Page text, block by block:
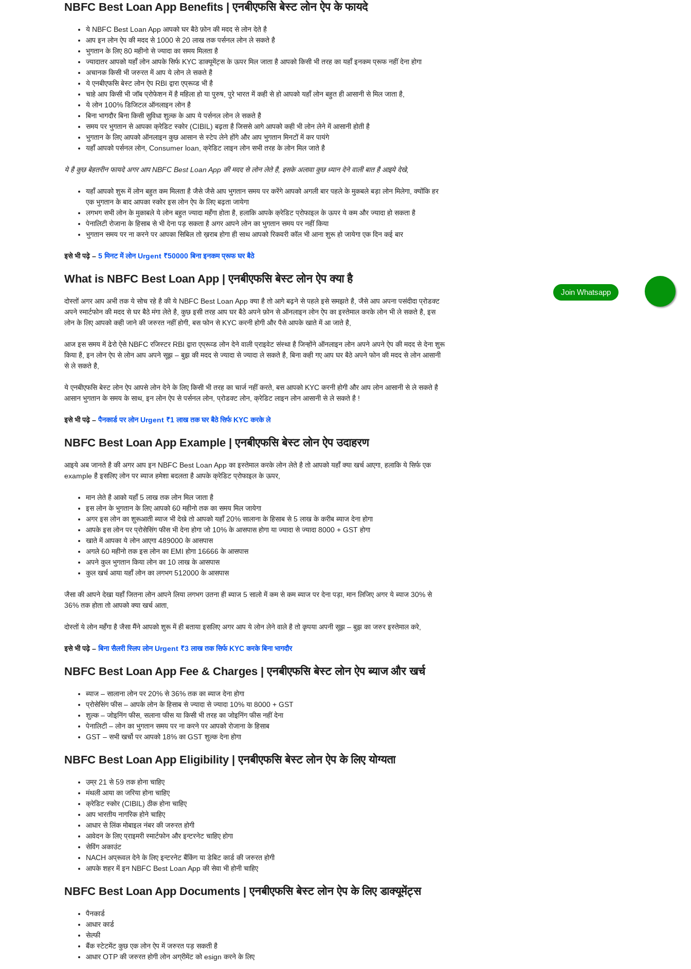
NBFC Best Loan App Benefits | एनबीएफसि बेस्ट लोन ऐप के फायदे
ये NBFC Best Loan App आपको घर बैठे फ़ोन की मदद से लोन देते है
आप इन लोन ऐप की मदद से 1000 से 20 लाख तक पर्सनल लोन ले सकते है
भुगतान के लिए 80 महीनो से ज्यादा का समय मिलता है
ज्यादातर आपको यहाँ लोन आपके सिर्फ KYC डाक्यूमेंट्स के ऊपर मिल जाता है आपको किसी भी तरह का यहाँ इनकम प्रूफ नहीं देना होगा
अचानक किसी भी जरुरत में आप ये लोन ले सकते है
ये एनबीएफसि बेस्ट लोन ऐप RBI द्वारा एप्रूव्ड भी है
चाहे आप किसी भी जॉब प्रोफेशन में है महिला हो या पुरुष, पुरे भारत में कही से हो आपको यहाँ लोन बहुत ही आसानी से मिल जाता है,
ये लोन 100% डिजिटल ऑनलाइन लोन है
बिना भागदौर बिना किसी सुविधा शुल्क के आप ये पर्सनल लोन ले सकते है
समय पर भुगतान से आपका क्रेडिट स्कोर (CIBIL) बढ़ता है जिससे आगे आपको कही भी लोन लेने में आसानी होती है
भुगतान के लिए आपको ऑनलाइन कुछ आसान से स्टेप लेने होंगे और आप भुगतान मिनटों में कर पायंगे
यहाँ आपको पर्सनल लोन, Consumer loan, क्रेडिट लाइन लोन सभी तरह के लोन मिल जाते है
ये है कुछ बेहतरीन फायदे अगर आप NBFC Best Loan App की मदद से लोन लेते है, इसके अलावा कुछ ध्यान देने वाली बात है आइये देखे,
यहाँ आपको शुरू में लोन बहुत कम मिलता है जैसे जैसे आप भुगतान समय पर करेंगे आपको अगली बार पहले के मुकबले बड़ा लोन मिलेगा, क्योंकि हर
एक भुगतान के बाद आपका स्कोर इस लोन ऐप के लिए बढ़ता जायेगा
लगभग सभी लोन के मुकाबले ये लोन बहुत ज्यादा महँगा होता है, हलाकि आपके क्रेडिट प्रोफाइल के ऊपर ये कम और ज्यादा हो सकता है
पेनालिटी रोजाना के हिसाब से भी देना पड़ सकता है अगर आपने लोन का भुगतान समय पर नहीं किया
भुगतान समय पर ना करने पर आपका सिबिल तो ख़राब होगा ही साथ आपको रिकवरी कॉल भी आना शुरू हो जायेगा एक दिन कई बार
इसे भी पढ़े – 5 मिनट में लोन Urgent ₹50000 बिना इनकम प्रूफ घर बैठे
What is NBFC Best Loan App | एनबीएफसि बेस्ट लोन ऐप क्या है
दोस्तों अगर आप अभी तक ये सोच रहे है की ये NBFC Best Loan App क्या है तो आगे बढ़ने से पहले इसे समझते है, जैसे आप अपना पसंदीदा प्रोडक्ट
अपने स्मार्टफोन की मदद से घर बैठे मंगा लेते है, कुछ इसी तरह आप घर बैठे अपने फ़ोन से ऑनलाइन लोन ऐप का इस्तेमाल करके लोन भी ले सकते है, इस
लोन के लिए आपको कही जाने की जरुरत नहीं होगी, बस फोन से KYC करनी होगी और पैसे आपके खाते में आ जाते है,
आज इस समय में ढेरो ऐसे NBFC रजिस्टर RBI द्वारा एप्रूव्ड लोन देने वाली प्राइवेट संस्था है जिन्होंने ऑनलाइन लोन अपने अपने ऐप की मदद से देना शुरू
किया है, इन लोन ऐप से लोन आप अपने सूझ – बुझ की मदद से ज्यादा से ज्यादा ले सकते है, बिना कही गए आप घर बैठे अपने फोन की मदद से लोन आसानी
से ले सकते है,
ये एनबीएफसि बेस्ट लोन ऐप आपसे लोन देने के लिए किसी भी तरह का चार्ज नहीं करते, बस आपको KYC करनी होगी और आप लोन आसानी से ले सकते है
आसान भुगतान के समय के साथ, इन लोन ऐप से पर्सनल लोन, प्रोडक्ट लोन, क्रेडिट लाइन लोन आसानी से ले सकते है !
इसे भी पढ़े –पैनकार्ड पर लोन Urgent ₹1 लाख तक घर बैठे सिर्फ KYC करके ले
NBFC Best Loan App Example | एनबीएफसि बेस्ट लोन ऐप उदाहरण
आइये अब जानते है की अगर आप इन NBFC Best Loan App का इस्तेमाल करके लोन लेते है तो आपको यहाँ क्या खर्च आएगा, हलाकि ये सिर्फ एक
example है इसलिए लोन पर ब्याज हमेशा बदलता है आपके क्रेडिट प्रोफाइल के ऊपर,
मान लेते है आको यहाँ 5 लाख तक लोन मिल जाता है
इस लोन के भुगतान के लिए आपको 60 महीनो तक का समय मिल जायेगा
अगर इस लोन का शुरूआती ब्याज भी देखे तो आपको यहाँ 20% सालाना के हिसाब से 5 लाख के करीब ब्याज देना होगा
आपके इस लोन पर प्रोसेसिंग फीस भी देना होगा जो 10% के आसपास होगा या ज्यादा से ज्यादा 8000 + GST होगा
खाते में आपका ये लोन आएगा 489000 के आसपास
अगले 60 महीनो तक इस लोन का EMI होगा 16666 के आसपास
अपने कुल भुगतान किया लोन का 10 लाख के आसपास
कुल खर्च आया यहाँ लोन का लगभग 512000 के आसपास
जैसा की आपने देखा यहाँ जितना लोन आपने लिया लगभग उतना ही ब्याज 5 सालो में कम से कम ब्याज पर देना पड़ा, मान लिजिए अगर ये ब्याज 30% से
36% तक होता तो आपको क्या खर्च आता,
दोस्तों ये लोन महँगा है जैसा मैंने आपको शुरू में ही बताया इसलिए अगर आप ये लोन लेने वाले है तो कृपया अपनी सूझ – बुझ का जरुर इस्तेमाल करे,
इसे भी पढ़े –बिना सैलरी स्लिप लोन Urgent ₹3 लाख तक सिर्फ KYC करके बिना भागदौर
NBFC Best Loan App Fee & Charges | एनबीएफसि बेस्ट लोन ऐप ब्याज और खर्च
ब्याज – सालाना लोन पर 20% से 36% तक का ब्याज देना होगा
प्रोसेसिंग फीस – आपके लोन के हिसाब से ज्यादा से ज्यादा 10% या 8000 + GST
शुल्क – जोइनिंग फीस, सलाना फीस या किसी भी तरह का जोइनिंग फीस नहीं देना
पेनालिटी – लोन का भुगतान समय पर ना करने पर आपको रोजाना के हिसाब
GST – सभी खर्चो पर आपको 18% का GST शुल्क देना होगा
NBFC Best Loan App Eligibility | एनबीएफसि बेस्ट लोन ऐप के लिए योग्यता
उम्र 21 से 59 तक होना चाहिए
मंथली आया का जरिया होना चाहिए
क्रेडिट स्कोर (CIBIL) ठीक होना चाहिए
आप भारतीय नागरिक होने चाहिए
आधार से लिंक मोबाइल नंबर की जरुरत होगी
आवेदन के लिए प्राइमरी स्मार्टफोन और इन्टरनेट चाहिए होगा
सेविंग अकाउंट
NACH अप्रूवल देने के लिए इन्टरनेट बैंकिंग या डेबिट कार्ड की जरुरत होगी
आपके शहर में इन NBFC Best Loan App की सेवा भी होनी चाहिए
NBFC Best Loan App Documents | एनबीएफसि बेस्ट लोन ऐप के लिए डाक्यूमेंट्स
पैनकार्ड
आधार कार्ड
सेल्फी
बैंक स्टेटमेंट कुछ एक लोन ऐप में जरुरत पड़ सकती है
आधार OTP की जरुरत होगी लोन अग्रीमेंट को esign करने के लिए